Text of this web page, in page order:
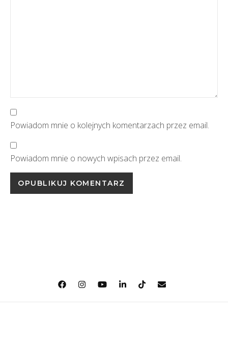
Powiadom mnie o kolejnych komentarzach przez email.
Powiadom mnie o nowych wpisach przez email.